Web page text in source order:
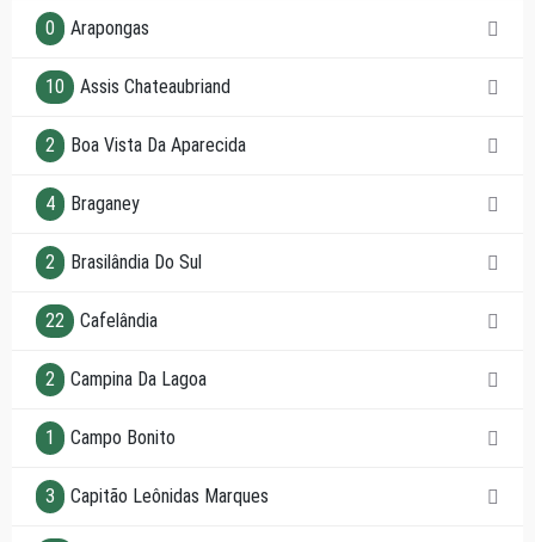
0 Arapongas
10 Assis Chateaubriand
2 Boa Vista Da Aparecida
4 Braganey
2 Brasilândia Do Sul
22 Cafelândia
2 Campina Da Lagoa
1 Campo Bonito
3 Capitão Leônidas Marques